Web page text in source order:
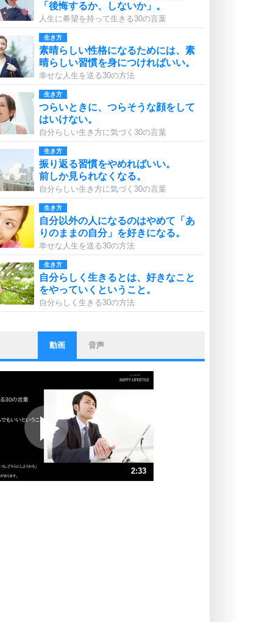
「後悔するか、しないか」。
人生に希望を持って生きる30の言葉
生き方
素晴らしい性格になるためには、素
晴らしい習慣を身につければいい。
幸せな人生を送る30の方法
生き方
つらいときに、つらそうな顔をして
はいけない。
自分らしい生き方に気づく30の言葉
生き方
振り返る習慣をやめればいい。
前しか見られなくなる。
自分らしい生き方に気づく30の言葉
生き方
自分以外の人になるのはやめて「あ
りのままの自分」を好きになる。
幸せな人生を送る30の方法
生き方
自分らしく生きるとは、好きなこと
をやっていくということ。
自分らしく生きる30の方法
ストレス対策
他人と比べない。
いっそのこと、他人を見ない。
プラス思考
ポジティブになれない原因は、行動
しないから。
ポジティブ思考になる30の方法
ストレス対策
動画 音声
2:33